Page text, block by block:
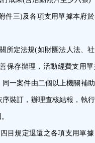
件三)及各項支用單據本府
所定法規(如財團法人法、
保存辦理，活動經費支用
同一案件由二個以上機關補
序裝訂，辦理查核結報，執
目規定退還之各項支用單